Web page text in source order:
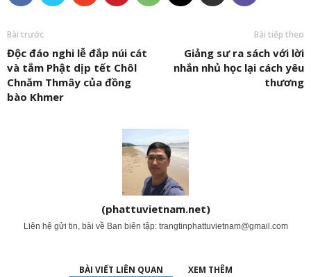
Bài trước
Độc đáo nghi lễ đắp núi cát
và tắm Phật dịp tết Chôl
Chnăm Thmây của đồng
bào Khmer
Bài tiếp theo
Giảng sư ra sách với lời
nhắn nhủ học lại cách yêu
thương
(phattuvietnam.net)
Liên hệ gửi tin, bài về Ban biên tập: trangtinphattuvietnam@gmail.com
BÀI VIẾT LIÊN QUAN XEM THÊM